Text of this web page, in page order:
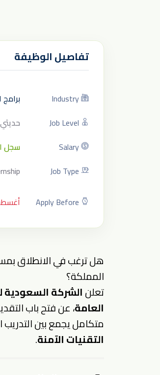
تفاصيل الوظيفة
Industry
Job Level
Salary
سجل
Job Type
Apply Before
أغسطس
هل ترغب في الانطلاق
المملكة؟
تعلنالشركة السعودية
العامة، عن فتح باب
متكامل يجمع بين
التقنيات الآمنة.